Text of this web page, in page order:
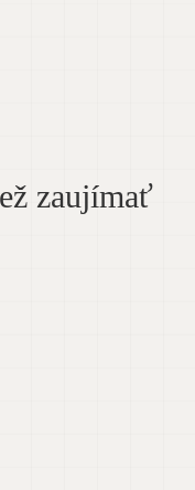
zaujímať